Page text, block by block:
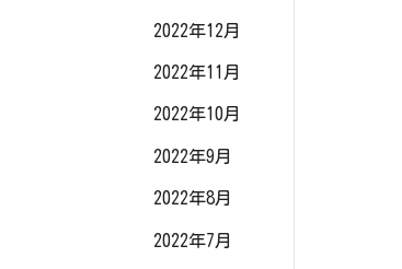
2022年12月
2022年11月
2022年10月
2022年9月
2022年8月
2022年7月